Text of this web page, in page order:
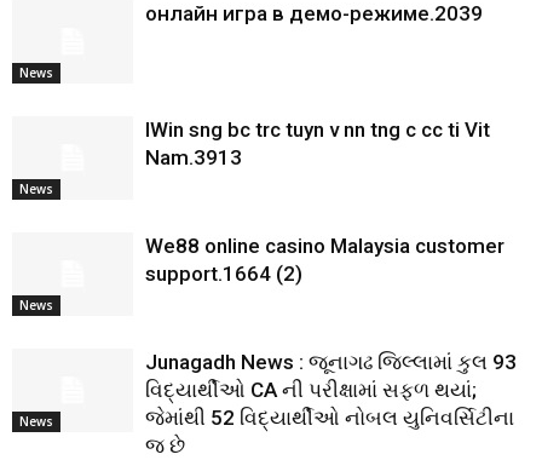
News
онлайн игра в демо-режиме.2039
News
IWin sng bc trc tuyn v nn tng c cc ti Vit
Nam.3913
News
We88 online casino Malaysia customer
support.1664 (2)
News
Junagadh News : જૂનાગઢ જિલ્લામાં કુલ 93
વિદ્યાર્થીઓ CA ની પરીક્ષામાં સફળ થયાં;
જેમાંથી 52 વિદ્યાર્થીઓ નોબલ યુનિવર્સિટીના
જ છે